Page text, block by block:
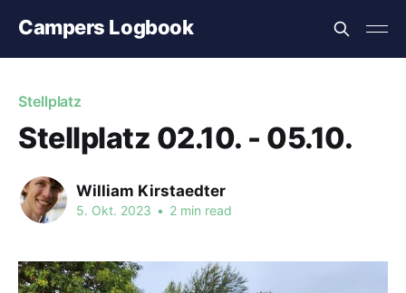
Campers Logbook
Stellplatz
Stellplatz 02.10. - 05.10.
William Kirstaedter
5. Okt. 2023 • 2 min read